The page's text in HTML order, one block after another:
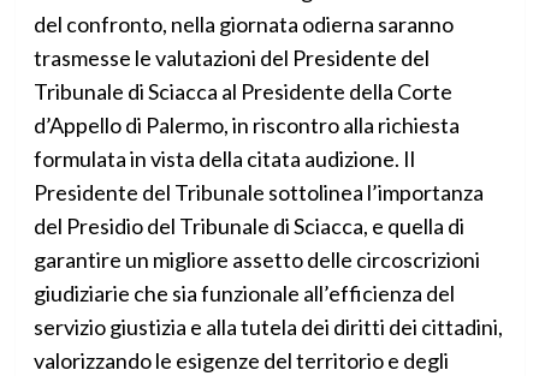
del confronto, nella giornata odierna saranno
trasmesse le valutazioni del Presidente del
Tribunale di Sciacca al Presidente della Corte
d’Appello di Palermo, in riscontro alla richiesta
formulata in vista della citata audizione. Il
Presidente del Tribunale sottolinea l’importanza
del Presidio del Tribunale di Sciacca, e quella di
garantire un migliore assetto delle circoscrizioni
giudiziarie che sia funzionale all’efficienza del
servizio giustizia e alla tutela dei diritti dei cittadini,
valorizzando le esigenze del territorio e degli